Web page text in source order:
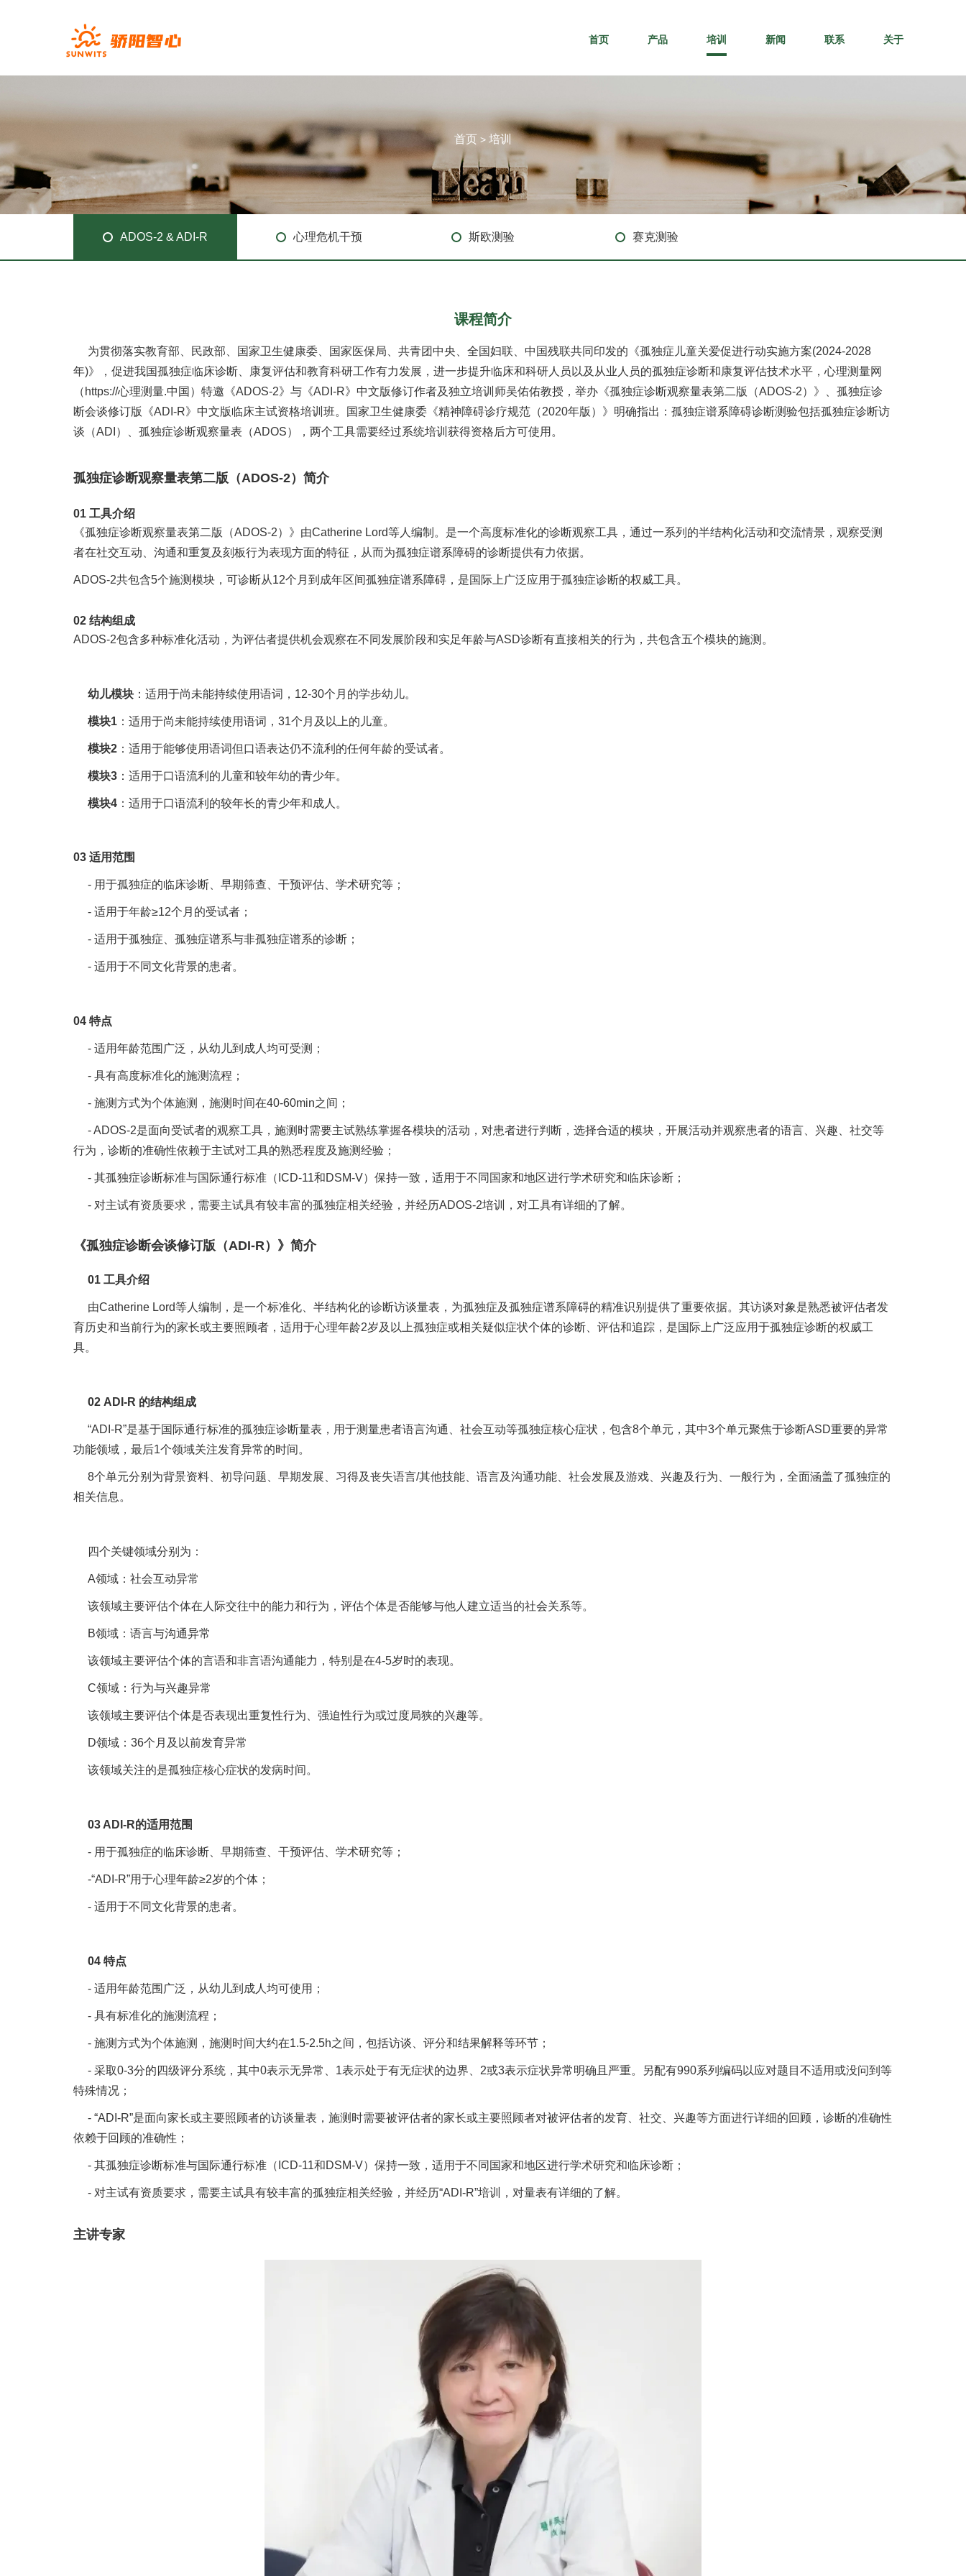
首页 产品 培训 新闻 联系 关于
首页 > 培训
ADOS-2 & ADI-R 心理危机干预 斯欧测验 赛克测验
课程简介
为贯彻落实教育部、民政部、国家卫生健康委、国家医保局、共青团中央、全国妇联、中国残联共同印发的《孤独症儿童关爱促进行动实施方案(2024-2028
年)》，促进我国孤独症临床诊断、康复评估和教育科研工作有力发展，进一步提升临床和科研人员以及从业人员的孤独症诊断和康复评估技术水平，心理测量网
（ https://心理测量.中国 ）特邀《ADOS-2》与《ADI-R》中文版修订作者及独立培训师吴佑佑教授，举办《孤独症诊断观察量表第二版（ADOS-2）》、孤独症诊
断会谈修订版《ADI-R》中文版临床主试资格培训班。国家卫生健康委《精神障碍诊疗规范（2020年版）》明确指出：孤独症谱系障碍诊断测验包括孤独症诊断访
谈（ADI）、孤独症诊断观察量表（ADOS），两个工具需要经过系统培训获得资格后方可使用。
孤独症诊断观察量表第二版（ADOS-2） 简介
01 工具介绍
《孤独症诊断观察量表第二版（ADOS-2）》由Catherine Lord等人编制。是一个高度标准化的诊断观察工具，通过一系列的半结构化活动和交流情景，观察受测
者在社交互动、沟通和重复及刻板行为表现方面的特征，从而为孤独症谱系障碍的诊断提供有力依据。
ADOS-2共包含5个施测模块，可诊断从12个月到成年区间孤独症谱系障碍，是国际上广泛应用于孤独症诊断的权威工具。
02 结构组成
ADOS-2包含多种标准化活动，为评估者提供机会观察在不同发展阶段和实足年龄与ASD诊断有直接相关的行为，共包含五个模块的施测。
幼儿模块 ：适用于尚未能持续使用语词，12-30个月的学步幼儿。
模块1 ：适用于尚未能持续使用语词，31个月及以上的儿童。
模块2 ：适用于能够使用语词但口语表达仍不流利的任何年龄的受试者。
模块3 ：适用于口语流利的儿童和较年幼的青少年。
模块4 ：适用于口语流利的较年长的青少年和成人。
03 适用范围
- 用于孤独症的临床诊断、早期筛查、干预评估、学术研究等；
- 适用于年龄≥12个月的受试者；
- 适用于孤独症、孤独症谱系与非孤独症谱系的诊断；
- 适用于不同文化背景的患者。
04 特点
- 适用年龄范围广泛，从幼儿到成人均可受测；
- 具有高度标准化的施测流程；
- 施测方式为个体施测，施测时间在40-60min之间；
- ADOS-2是面向受试者的观察工具，施测时需要主试熟练掌握各模块的活动，对患者进行判断，选择合适的模块，开展活动并观察患者的语言、兴趣、社交等
行为，诊断的准确性依赖于主试对工具的熟悉程度及施测经验；
- 其孤独症诊断标准与国际通行标准（ICD-11和DSM-V）保持一致，适用于不同国家和地区进行学术研究和临床诊断；
- 对主试有资质要求，需要主试具有较丰富的孤独症相关经验，并经历ADOS-2培训，对工具有详细的了解。
《孤独症诊断会谈修订版（ADI-R）》简介
01 工具介绍
由Catherine Lord等人编制，是一个标准化、半结构化的诊断访谈量表，为孤独症及孤独症谱系障碍的精准识别提供了重要依据。其访谈对象是熟悉被评估者发
育历史和当前行为的家长或主要照顾者，适用于心理年龄2岁及以上孤独症或相关疑似症状个体的诊断、评估和追踪，是国际上广泛应用于孤独症诊断的权威工
具。
02 ADI-R 的结构组成
“ADI-R”是基于国际通行标准的孤独症诊断量表，用于测量患者语言沟通、社会互动等孤独症核心症状，包含8个单元，其中3个单元聚焦于诊断ASD重要的异常
功能领域，最后1个领域关注发育异常的时间。
8个单元分别为背景资料、初导问题、早期发展、习得及丧失语言/其他技能、语言及沟通功能、社会发展及游戏、兴趣及行为、一般行为，全面涵盖了孤独症的
相关信息。
四个关键领域分别为：
A领域：社会互动异常
该领域主要评估个体在人际交往中的能力和行为，评估个体是否能够与他人建立适当的社会关系等。
B领域：语言与沟通异常
该领域主要评估个体的言语和非言语沟通能力，特别是在4-5岁时的表现。
C领域：行为与兴趣异常
该领域主要评估个体是否表现出重复性行为、强迫性行为或过度局狭的兴趣等。
D领域：36个月及以前发育异常
该领域关注的是孤独症核心症状的发病时间。
03 ADI-R的适用范围
- 用于孤独症的临床诊断、早期筛查、干预评估、学术研究等；
-“ADI-R”用于心理年龄≥2岁的个体；
- 适用于不同文化背景的患者。
04 特点
- 适用年龄范围广泛，从幼儿到成人均可使用；
- 具有标准化的施测流程；
- 施测方式为个体施测，施测时间大约在1.5-2.5h之间，包括访谈、评分和结果解释等环节；
- 采取0-3分的四级评分系统，其中0表示无异常、1表示处于有无症状的边界、2或3表示症状异常明确且严重。另配有990系列编码以应对题目不适用或没问到等
特殊情况；
- “ADI-R”是面向家长或主要照顾者的访谈量表，施测时需要被评估者的家长或主要照顾者对被评估者的发育、社交、兴趣等方面进行详细的回顾，诊断的准确性
依赖于回顾的准确性；
- 其孤独症诊断标准与国际通行标准（ICD-11和DSM-V）保持一致，适用于不同国家和地区进行学术研究和临床诊断；
- 对主试有资质要求，需要主试具有较丰富的孤独症相关经验，并经历“ADI-R”培训，对量表有详细的了解。
主讲专家